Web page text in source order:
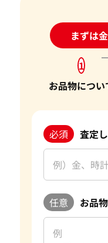
身分証明書がなぜ
まずは
24時間受
1
お品物につい
必須 査定
任意 お品